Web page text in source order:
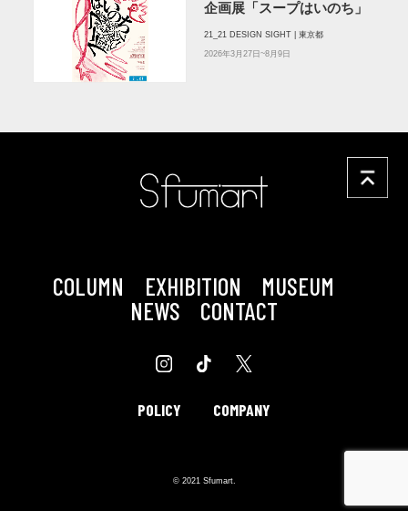
企画展「スープはいのち」
21_21 DESIGN SIGHT | 東京都
2026年3月27日~8月9日
COLUMN EXHIBITION
MUSEUM
NEWS
CONTACT
POLICY COMPANY
© 2021 Sfumart.